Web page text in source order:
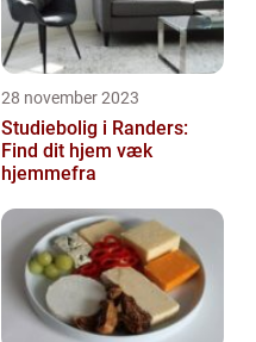
28 november 2023
Studiebolig i Randers:
Find dit hjem væk
hjemmefra